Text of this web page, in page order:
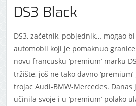
DS3 Black
DS3, začetnik, pobjednik… mogao
automobil koji je pomaknuo
novu francusku ‘premium’ marku
tržište, još ne tako davno
trojac Audi-BMW-Mercedes.
učinila svoje i u ‘premium’ polako